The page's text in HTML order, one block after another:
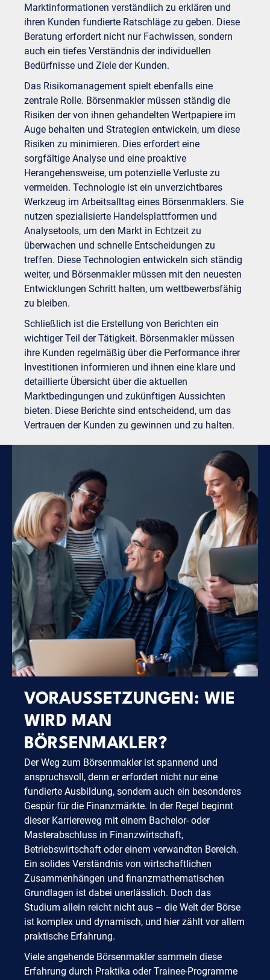
Marktinformationen verständlich zu erklären und
ihren Kunden fundierte Ratschläge zu geben. Diese
Beratung erfordert nicht nur Fachwissen, sondern
auch ein tiefes Verständnis der individuellen
Bedürfnisse und Ziele der Kunden.
Das Risikomanagement spielt ebenfalls eine
zentrale Rolle. Börsenmakler müssen ständig die
Risiken der von ihnen gehandelten Wertpapiere im
Auge behalten und Strategien entwickeln, um diese
Risiken zu minimieren. Dies erfordert eine
sorgfältige Analyse und eine proaktive
Herangehensweise, um potenzielle Verluste zu
vermeiden. Technologie ist ein unverzichtbares
Werkzeug im Arbeitsalltag eines Börsenmaklers. Sie
nutzen spezialisierte Handelsplattformen und
Analysetools, um den Markt in Echtzeit zu
überwachen und schnelle Entscheidungen zu
treffen. Diese Technologien entwickeln sich ständig
weiter, und Börsenmakler müssen mit den neuesten
Entwicklungen Schritt halten, um wettbewerbsfähig
zu bleiben.
Schließlich ist die Erstellung von Berichten ein
wichtiger Teil der Tätigkeit. Börsenmakler müssen
ihre Kunden regelmäßig über die Performance ihrer
Investitionen informieren und ihnen eine klare und
detaillierte Übersicht über die aktuellen
Marktbedingungen und zukünftigen Aussichten
bieten. Diese Berichte sind entscheidend, um das
Vertrauen der Kunden zu gewinnen und zu halten.
VORAUSSETZUNGEN: WIE
WIRD MAN
BÖRSENMAKLER?
Der Weg zum Börsenmakler ist spannend und
anspruchsvoll, denn er erfordert nicht nur eine
fundierte Ausbildung, sondern auch ein besonderes
Gespür für die Finanzmärkte. In der Regel beginnt
dieser Karriereweg mit einem Bachelor- oder
Masterabschluss in Finanzwirtschaft,
Betriebswirtschaft oder einem verwandten Bereich.
Ein solides Verständnis von wirtschaftlichen
Zusammenhängen und finanzmathematischen
Grundlagen ist dabei unerlässlich. Doch das
Studium allein reicht nicht aus – die Welt der Börse
ist komplex und dynamisch, und hier zählt vor allem
praktische Erfahrung.
Viele angehende Börsenmakler sammeln diese
Erfahrung durch Praktika oder Trainee-Programme